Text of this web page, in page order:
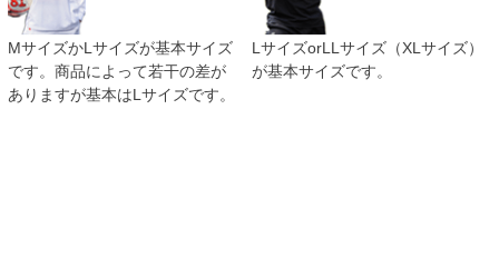
MサイズかLサイズが基本サイズ
です。商品によって若干の差が
ありますが基本はLサイズです。
LサイズorLLサイズ（XLサイズ）
が基本サイズです。